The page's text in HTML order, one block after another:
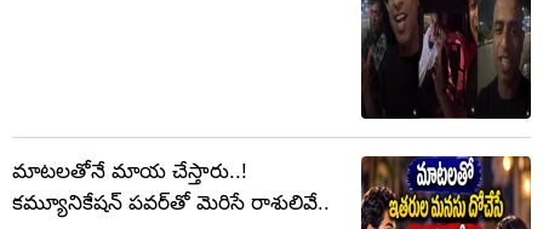
మాటలతోనే మాయ చేస్తారు..!
కమ్యూనికేషన్ పవర్‌తో మెరిసే రాశులివే..